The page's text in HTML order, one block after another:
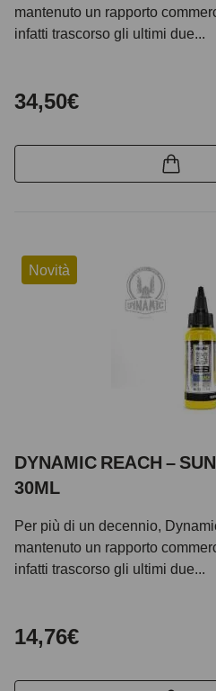
mantenuto un rapporto
infatti trascorso gli ultimi due...
34,50€
Novità
DYNAMIC REACH –
30ML
Per più di un decennio,
mantenuto un rapporto
infatti trascorso gli ultimi due...
14,76€